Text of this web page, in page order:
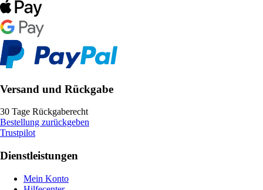
Versand und Rückgabe
30 Tage Rückgaberecht
Bestellung zurückgeben
Trustpilot
Dienstleistungen
Mein Konto